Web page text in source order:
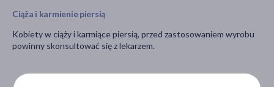
Ciąża i karmienie piersią
Kobiety w ciąży i karmiące piersią, przed zastosowaniem wyrobu
powinny skonsultować się z lekarzem.